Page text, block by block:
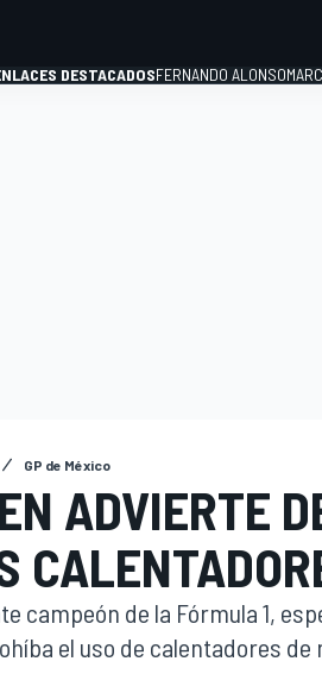
DESTACADOSFERNANDO ALONSO
GP de México
ADVIERTE
campeón de la Fórmula 1,
el uso de calentadores de